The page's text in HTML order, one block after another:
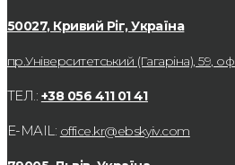
50027, Кривий Ріг, Україна
пр.Університетський (Гагаріна), 59,
ТЕЛ.: +38 056 411 01 41
E-MAIL: office.kr@ebskyiv.com